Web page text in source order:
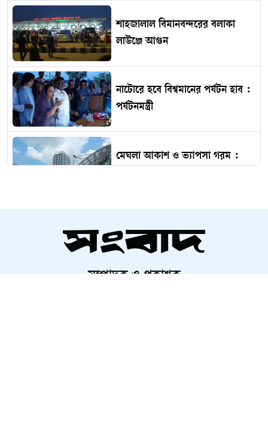
শাহজালাল বিমানবন্দরের বলাকা
লাউঞ্জে আগুন
নাটোরে হবে বিশ্বমানের পর্যটন হাব :
পর্যটনমন্ত্রী
মেঘলা আকাশ ও ভ্যাপসা গরম :
নেতার মাথায় গুলি
সম্পাদক ও প্রকাশক